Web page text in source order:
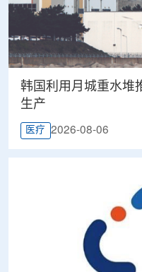
韩国利用月城重水堆
生产
医疗 2026-08-06